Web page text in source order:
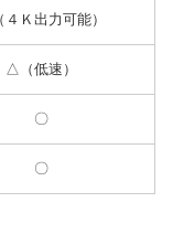
４Ｋ出力可能）
△（低速）
〇
〇